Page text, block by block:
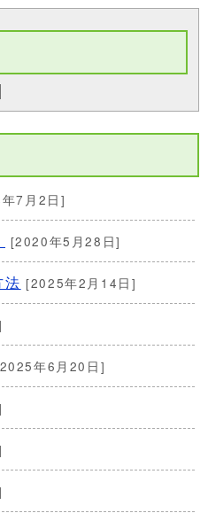
7月2日]
[2020年5月28日]
法 [2025年2月14日]
年6月20日]